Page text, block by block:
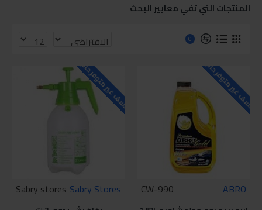
المنتجات التي تفي معايير البحث
0
للاسف غير متوفر حاليا
ABRO
CW-990
للاسف غير متوفر حاليا
Sabry Stores
Sabry stores